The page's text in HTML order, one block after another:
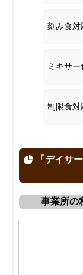
刻み食対
ミキサ
制限食対
「デイサ
事業所の